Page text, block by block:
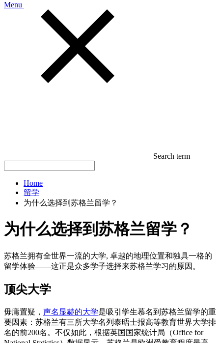
Menu
Search term
Home
留学
为什么选择到苏格兰留学？
为什么选择到苏格兰留学？
苏格兰拥有全世界一流的大学, 卓越的地理位置和独具一格的
留学体验——这正是众多学子选择来苏格兰学习的原因。
顶尖大学
毋庸置疑， 声名显赫的大学是吸引学生慕名到苏格兰留学的重
要因素：苏格兰有三所大学名列泰晤士报高等教育世界大学排
名的前200名。不仅如此，根据英国国家统计局（Office for